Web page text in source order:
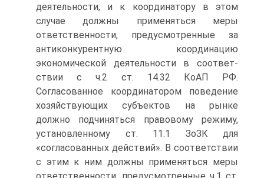
деятельности, и к координатору в этом
случае должны применяться меры
ответственности, предусмотренные за
антиконкурентную координацию
экономической деятельности в соответ­
ствии с ч.2 ст. 14.32 КоАП РФ.
Согласованное координатором поведение
хо­зяйствующих субъектов на рынке
должно подчиняться правовому режиму,
установленному ст. 11.1 ЗоЗК для
«согласованных действий». В соответ­ствии
с этим к ним должны применяться меры